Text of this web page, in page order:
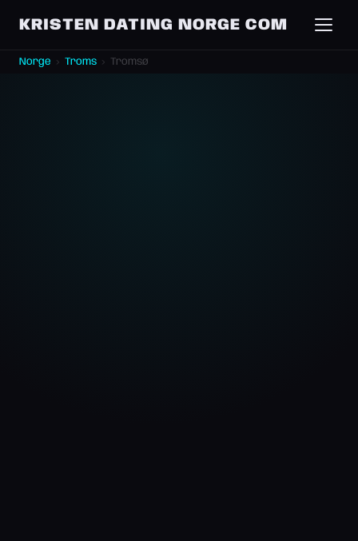
KRISTEN DATING NORGE COM
Norge › Troms › Tromsø